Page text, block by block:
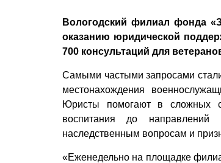
Вологодский филиал фонда
оказанию юридической
700 консультаций для
Самыми частыми запросами
местонахождения
Юристы помогают в сложных
воспитания до направлений
наследственным вопросам и
«Еженедельно на площадке